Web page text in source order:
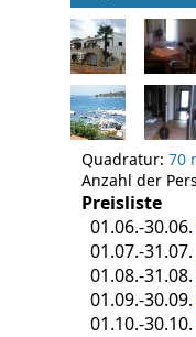
Quadratur: 70
Anzahl der
Preisliste
01.06.-30.06.
01.07.-31.07.
01.08.-31.08.
01.09.-30.09.
01.10.-30.10.